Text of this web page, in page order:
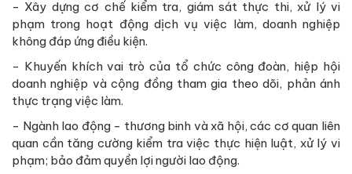
- Xây dựng cơ chế kiểm tra, giám sát thực thi, xử lý vi
phạm trong hoạt động dịch vụ việc làm, doanh nghiệp
không đáp ứng điều kiện.
- Khuyến khích vai trò của tổ chức công đoàn, hiệp hội
doanh nghiệp và cộng đồng tham gia theo dõi, phản ánh
thực trạng việc làm.
- Ngành lao động - thương binh và xã hội, các cơ quan liên
quan cần tăng cường kiểm tra việc thực hiện luật, xử lý vi
phạm; bảo đảm quyền lợi người lao động.